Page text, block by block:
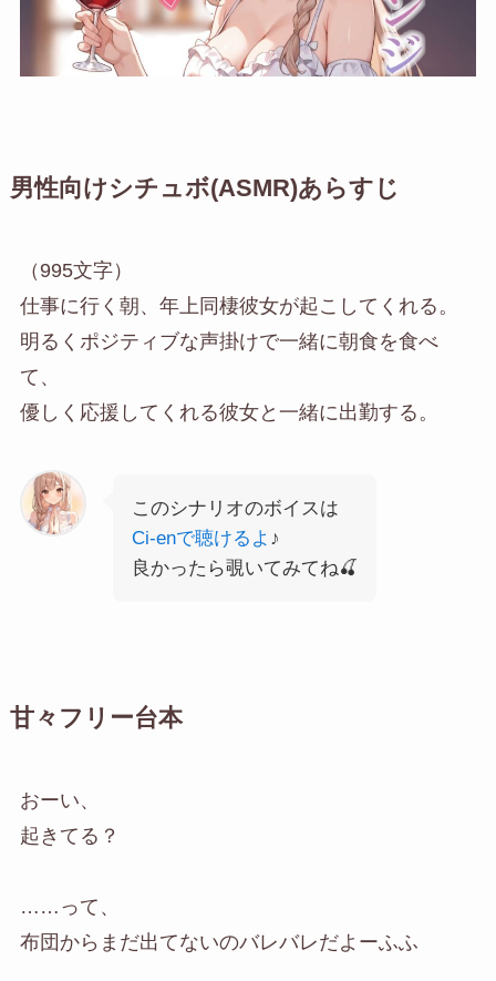
男性向けシチュボ(ASMR)あらすじ
（995文字）
仕事に行く朝、年上同棲彼女が起こしてくれる。
明るくポジティブな声掛けで一緒に朝食を食べ
て、
優しく応援してくれる彼女と一緒に出勤する。
このシナリオのボイスは
Ci-enで聴けるよ ♪
良かったら覗いてみてね🍒
甘々フリー台本
おーい、
起きてる？
……って、
布団からまだ出てないのバレバレだよーふふ